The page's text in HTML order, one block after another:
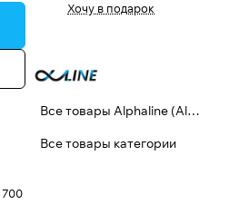
700
Хочу в подарок
Все товары Alphaline (Aline)
Все товары категории